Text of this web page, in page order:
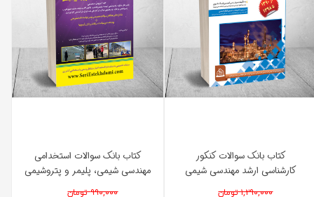
کتاب بانک سوالات کنکور
کارشناسی ارشد مهندسی شیمی
۱,۲۹۰,۰۰۰ تومان
کتاب بانک سوالات استخدامی
مهندسی شیمی، پلیمر و پتروشیمی
۹۹۰,۰۰۰ تومان